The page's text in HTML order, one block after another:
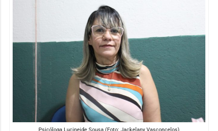
Psicóloga Lucineide Sousa (Foto: Jackelany Vasconcelos)